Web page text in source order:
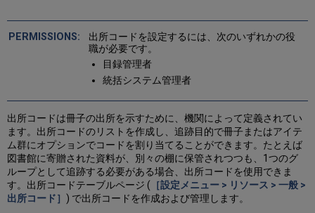
加
ー
の
詳
細
を
編
集
出所コードを設定するには、次のいずれかの役
職が必要です。
目録管理者
統括システム管理者
出所コードは冊子の出所を示すために、機関によって定義されてい
ます。出所コードのリストを作成し、追跡目的で冊子またはアイテ
ム群にオプションでコードを割り当てることができます。たとえば
図書館に寄贈された資料が、別々の棚に保管されつつも、1つのグ
ループとして追跡する必要がある場合、出所コードを使用できま
す。出所コードテーブルページ ( ［設定メニュー > リソース > 一般 >
出所コード］ ) で出所コードを作成および管理します。